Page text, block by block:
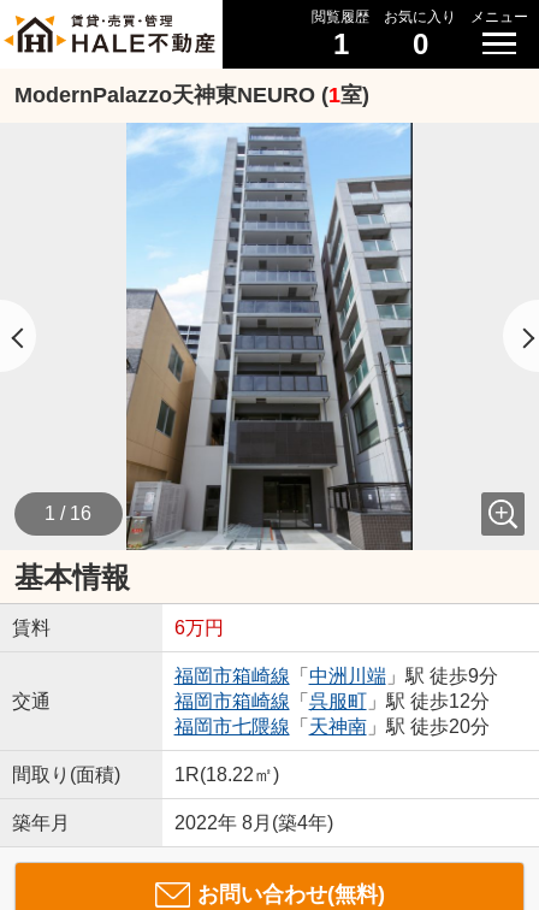
閲覧履歴
1
お気に入り
0
メニュー
ModernPalazzo天神東NEURO (1室)
1 / 16
基本情報
賃料 6万円
交通
福岡市箱崎線 「 中洲川端」駅 徒歩9分
福岡市箱崎線 「 呉服町」駅 徒歩12分
福岡市七隈線 「 天神南」駅 徒歩20分
間取り(面積) 1R(18.22㎡)
築年月 2022年 8月(築4年)
お問い合わせ(無料)